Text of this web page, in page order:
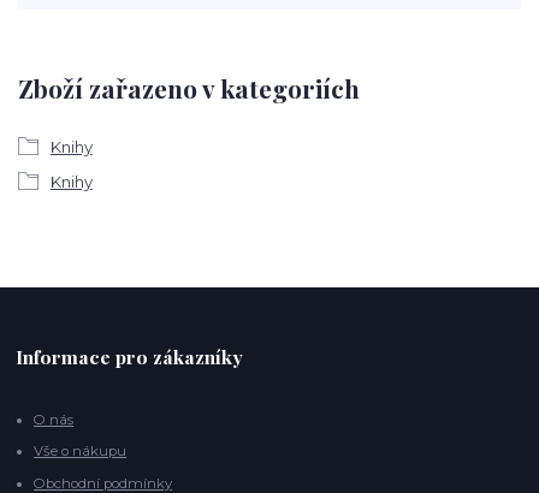
Zboží zařazeno v kategoriích
Knihy
Knihy
Informace pro zákazníky
O nás
Vše o nákupu
Obchodní podmínky